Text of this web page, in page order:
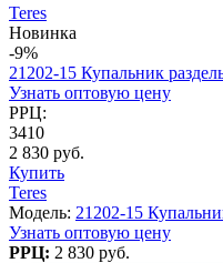
Teres
Новинка
-9%
21202-15 Купальник
Узнать оптовую цену
РРЦ:
3410
2 830 руб.
Купить
Teres
Модель: 21202-15
Узнать оптовую цену
РРЦ: 2 830 руб.